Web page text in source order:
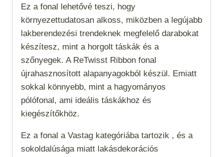
Ez a fonal lehetővé teszi, hogy
környezettudatosan alkoss, miközben a legújabb
lakberendezési trendeknek megfelelő darabokat
készítesz, mint a horgolt táskák és a
szőnyegek. A ReTwisst Ribbon fonal
újrahasznosított alapanyagokból készül. Emiatt
sokkal könnyebb, mint a hagyományos
pólófonal, ami ideális táskákhoz és
kiegészítőkhöz.
Ez a fonal a Vastag kategóriába tartozik , és a
sokoldalúsága miatt lakásdekorációs